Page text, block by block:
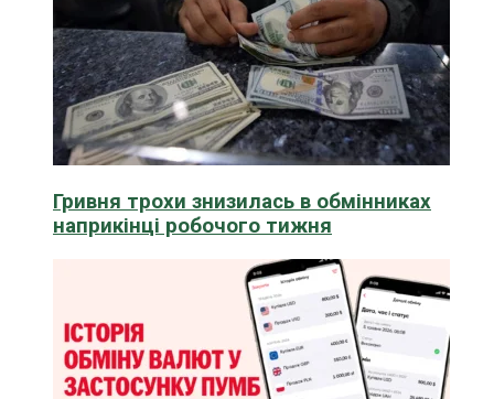
Гривня трохи знизилась в обмінниках
наприкінці робочого тижня